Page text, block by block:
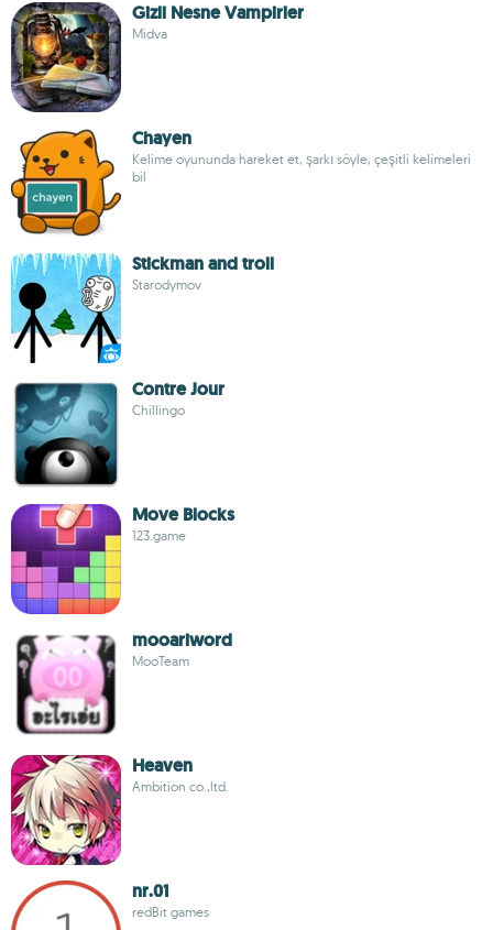
Gizli Nesne Vampirler
Midva
Chayen
Kelime oyununda hareket et, şarkı söyle, çeşitli kelimeleri
bil
Stickman and troll
Starodymov
Contre Jour
Chillingo
Move Blocks
123.game
mooariword
MooTeam
Heaven
Ambition co.,ltd.
nr.01
redBit games